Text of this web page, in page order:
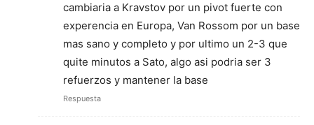
cambiaria a Kravstov por un pivot fuerte con
experencia en Europa, Van Rossom por un base
mas sano y completo y por ultimo un 2-3 que
quite minutos a Sato, algo asi podria ser 3
refuerzos y mantener la base
Respuesta